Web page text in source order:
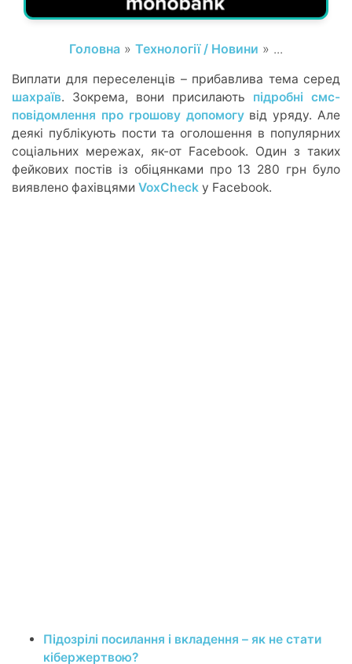
Головна » Технології / Новини » ...
Виплати для переселенців – прибавлива тема серед
шахраїв. Зокрема, вони присилають підробні смс-
повідомлення про грошову допомогувід уряду. Але
деякі публікують пости та оголошення в популярних
соціальних мережах, як-от Facebook. Один з таких
фейкових постів із обіцянками про 13 280 грн було
виявлено фахівцями VoxCheck у Facebook.
Підозрілі посилання і вкладення – як не стати
кібержертвою?